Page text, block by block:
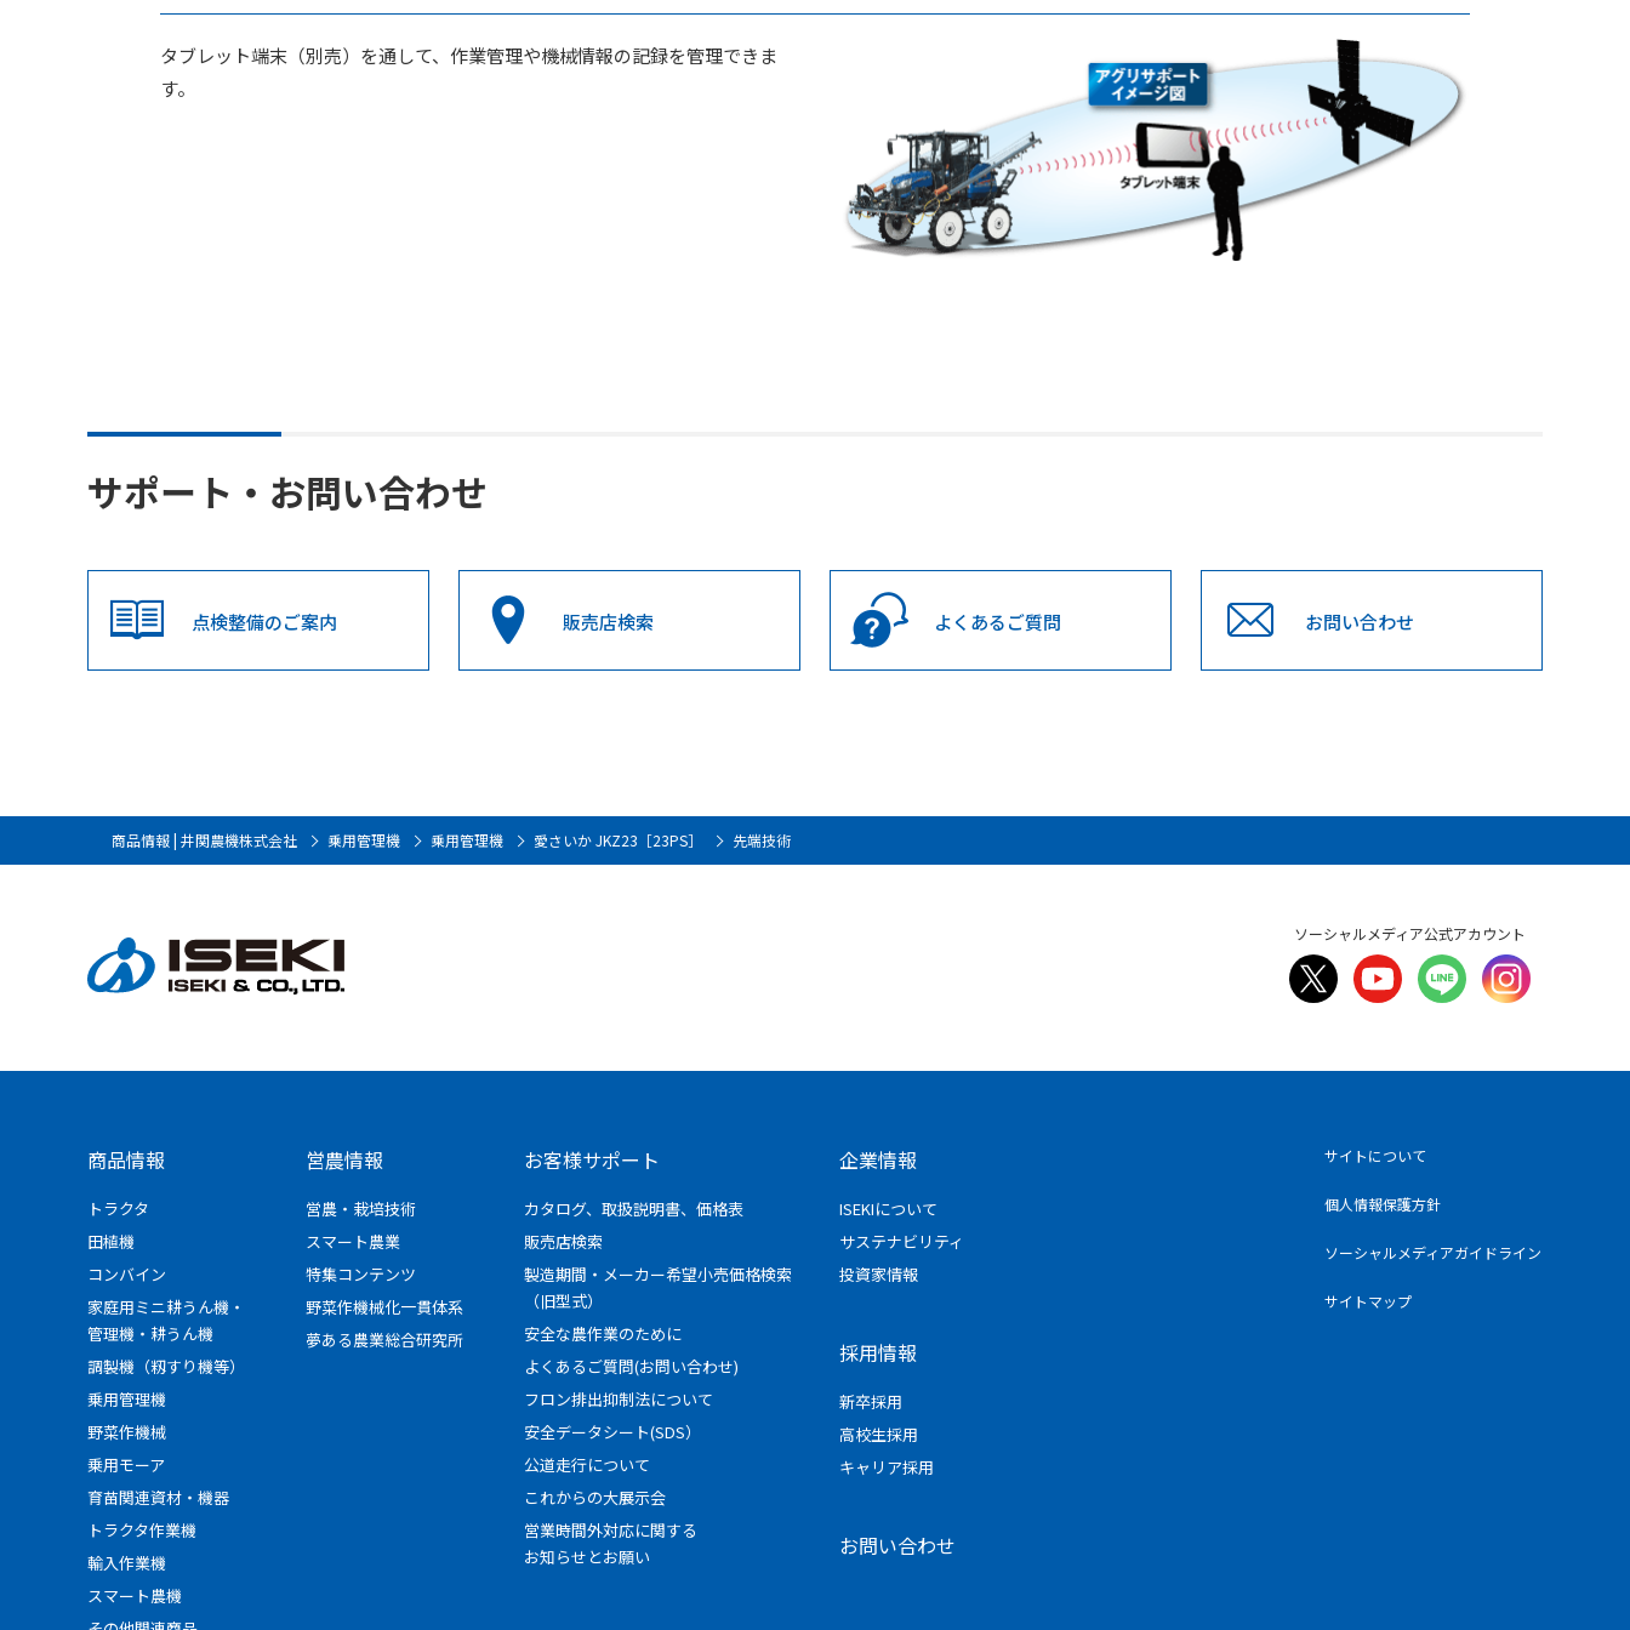
タブレット端末（別売）を通して、作業管理や機械情報の記録を管理できま
す。
サポート・お問い合わせ
点検整備のご案内 販売店検索 よくあるご質問 お問い合わせ
商品情報 | 井関農機株式会社 乗用管理機 乗用管理機 愛さいか JKZ23［23PS］ 先端技術
ソーシャルメディア公式アカウント
商品情報
トラクタ
田植機
コンバイン
家庭用ミニ耕うん機・
管理機・耕うん機
調製機（籾すり機等）
乗用管理機
野菜作機械
乗用モーア
育苗関連資材・機器
トラクタ作業機
輸入作業機
スマート農機
営農情報
営農・栽培技術
スマート農業
特集コンテンツ
野菜作機械化一貫体系
夢ある農業総合研究所
お客様サポート
カタログ、取扱説明書、価格表
販売店検索
製造期間・メーカー希望小売価格検索
（旧型式）
安全な農作業のために
よくあるご質問(お問い合わせ)
フロン排出抑制法について
安全データシート(SDS）
公道走行について
これからの大展示会
営業時間外対応に関する
お知らせとお願い
企業情報
ISEKIについて
サステナビリティ
投資家情報
採用情報
新卒採用
高校生採用
キャリア採用
お問い合わせ
サイトについて
個人情報保護方針
ソーシャルメディアガイドライン
サイトマップ